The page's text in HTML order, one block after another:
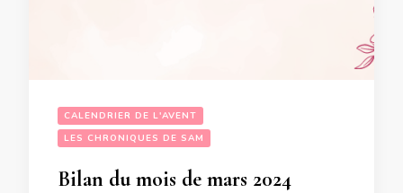
CALENDRIER DE L'AVENT
LES CHRONIQUES DE SAM
Bilan du mois de mars 2024